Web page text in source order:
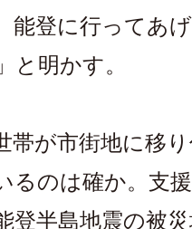
能登に行ってあ
と明かす。
が市街地に移
るのは確か。支
登半島地震の被